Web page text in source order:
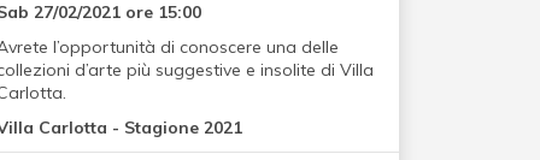
27/02/2021 ore 15:00
l’opportunità di conoscere una delle
d’arte più suggestive e insolite di Villa
Carlotta - Stagione 2021